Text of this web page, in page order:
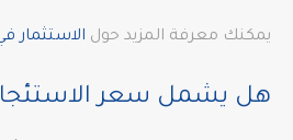
يمكنك معرفة المزيد حول الاستثمار
هل يشمل سعر